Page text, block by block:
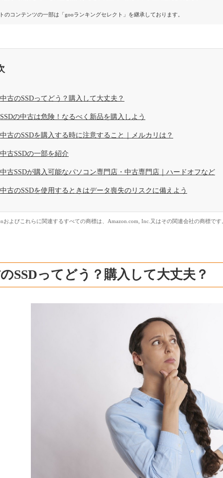
のコンテンツの一部は「gooランキングセレクト」を継承しております。
中古のSSDってどう？購入して大丈夫？
SSDの中古は危険！なるべく新品を購入しよう
中古のSSDを購入する時に注意すること｜メルカリは？
中古SSDの一部を紹介
中古SSDが購入可能なパソコン専門店・中古専門店｜ハードオフなど
中古のSSDを使用するときはデータ喪失のリスクに備えよう
およびこれらに関連するすべての商標は、Amazon.com, Inc.又はその関連会社の商標です
SSDってどう？購入して大丈夫？